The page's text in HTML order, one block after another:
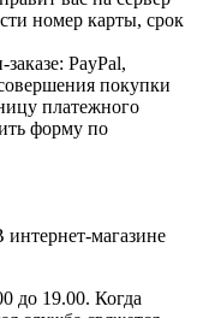
номер карты, срок
PayPal,
покупки
платежного
форму по
интернет-магазине
до 19.00. Когда